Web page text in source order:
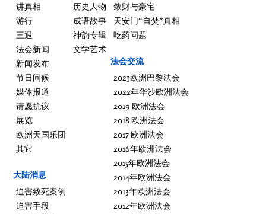
讲真相
游行
三退
法会新闻
新闻发布
节日问候
媒体报道
请愿抗议
展览
欧洲天国乐团
其它
大陆消息
迫害致死案例
迫害手段
历史人物
成语故事
神韵专辑
文学艺术
敛财与豪宅
天安门“自焚”真相
吃药问题
法会交流
2023欧洲巴黎法会
2022年华沙欧洲法会
2019 欧洲法会
2018 欧洲法会
2017 欧洲法会
2016年欧洲法会
2015年欧洲法会
2014年欧洲法会
2013年欧洲法会
2012年欧洲法会